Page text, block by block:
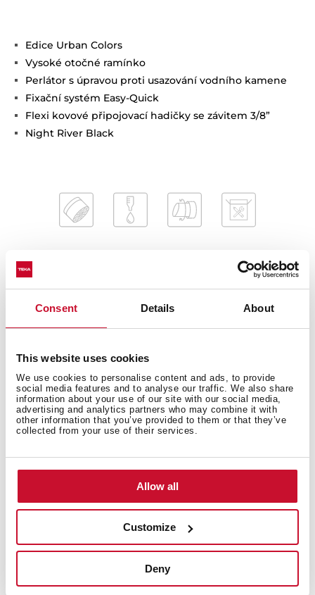
Consent Details About
This website uses cookies
We use cookies to personalise content and ads, to provide
social media features and to analyse our traffic. We also share
information about your use of our site with our social media,
advertising and analytics partners who may combine it with
other information that you’ve provided to them or that they’ve
collected from your use of their services.
Allow all
Customize
Deny
Edice Urban Colors
Vysoké otočné ramínko
Perlátor s úpravou proti usazování vodního kamene
Fixační systém Easy-Quick
Flexi kovové připojovací hadičky se závitem 3/8”
Night River Black
Celkové rozměry
Mohlo by se vám líbit